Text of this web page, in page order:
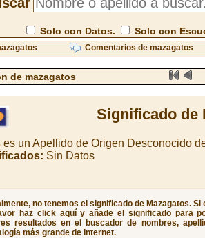
Solo con Datos. Solo con
Comentarios de mazagatos
de mazagatos
Significado de
es un Apellido de Origen Desconocido
Sin Datos
no tenemos el significado de Mazagatos.
haz click aquí y añade el significado para
resultados en el buscador de nombres,
más grande de Internet.